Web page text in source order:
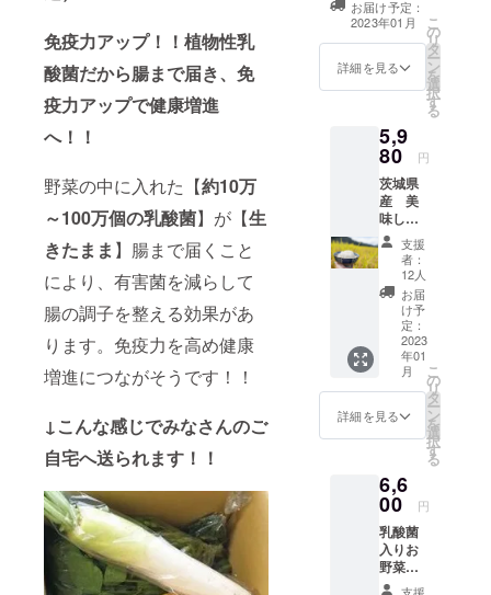
免疫力アップ！！植物性乳
酸菌だから腸まで届き、免
疫力アップで健康増進
へ！！
野菜の中に入れた【約10万
～100万個の乳酸菌】が【生
きたまま】腸まで届くこと
により、有害菌を減らして
腸の調子を整える効果があ
ります。免疫力を高め健康
増進につながそうです！！
↓こんな感じでみなさんのご
自宅へ送られます！！
ド、クリスマス
メッセージ付き
御礼LINEメッ
セージ、おうち
ご自身へのクリ
スマスプレゼン
トとしてもご利
用いただけま
す。 ※おうちデ
イⓇマフラータ
オル詳細 ・商
品ジャンル：マ
フラータオル
・数量：1枚
・商品サイ
20cm×110cm
・素材：綿
100％ ・デザ
イⓇロゴマーク
付き ※クリスマ
セージ、おうち
デイ︎Ⓡマフラー
タオルのお届け
予定は2022年12
月12日より随時
発送を予定して
お届け予定：
2023年01月
詳細を見る
こ
の
リ
タ
ー
ン
を
選
択
す
る
5,9
80 円
茨城県
産 美
味しい
お米10
㎏ 関
東一の
米どこ
川、那
珂川、
小貝
川、鬼
怒川、
利根川
などの
ふれ、
気候も
温暖な
茨城。
その土
地柄か
ら、古
支援
者：
12人
お届
け予
定：
2023
年01
月
詳細を見る
こ
の
リ
タ
ー
ン
を
選
択
す
る
6,6
00 円
乳酸菌
入りお
野菜詰
め合わ